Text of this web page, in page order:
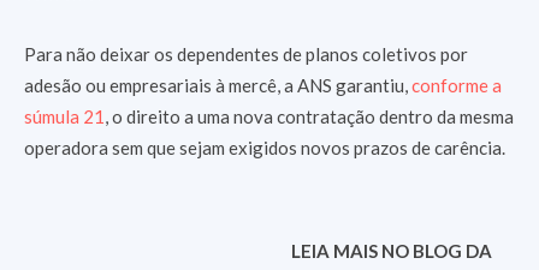
Para não deixar os dependentes de planos coletivos por
adesão ou empresariais à mercê, a ANS garantiu,conforme a
súmula 21, o direito a uma nova contratação dentro da mesma
operadora sem que sejam exigidos novos prazos de carência.
LEIA MAIS NO BLOG DA